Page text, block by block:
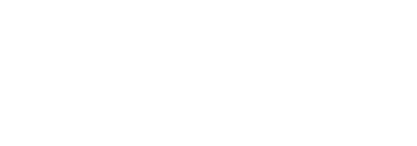
famille et invités. Une vaste salle de bain